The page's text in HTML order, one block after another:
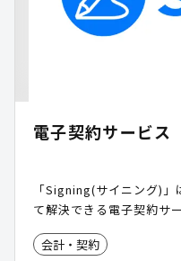
電子契約サービス
「Signing(サイニング)
て解決できる電子契約サ
会計・契約